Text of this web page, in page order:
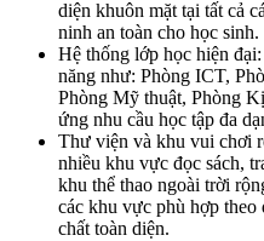
diện khuôn mặt tại tất cả
ninh an toàn cho học sinh.
Hệ thống lớp học hiện
năng như: Phòng ICT,
Phòng Mỹ thuật, Phòng
ứng nhu cầu học tập đa
Thư viện và khu vui chơi
nhiều khu vực đọc sách,
khu thể thao ngoài trời
các khu vực phù hợp
chất toàn diện.